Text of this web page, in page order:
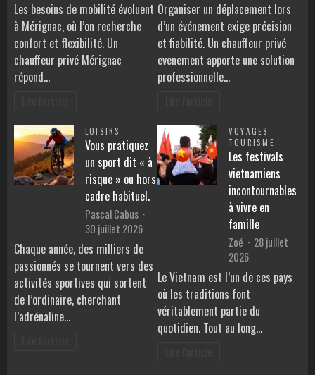
Les besoins de mobilité évoluent
à Mérignac, où l’on recherche
confort et flexibilité. Un
chauffeur privé Mérignac
répond…
Organiser un déplacement lors
d’un événement exige précision
et fiabilité. Un chauffeur privé
evenement apporte une solution
professionnelle…
LOISIRS
Vous pratiquez
un sport dit « à
risque » ou hors
cadre habituel.
Pascal Cabus
30 juillet 2026
Chaque année, des milliers de
passionnés se tournent vers des
activités sportives qui sortent
de l’ordinaire, cherchant
l’adrénaline…
VOYAGES
TOURISME
Les festivals
vietnamiens
incontournables
à vivre en
famille
Zoé
28 juillet
2026
Le Vietnam est l’un de ces pays
où les traditions font
véritablement partie du
quotidien. Tout au long…